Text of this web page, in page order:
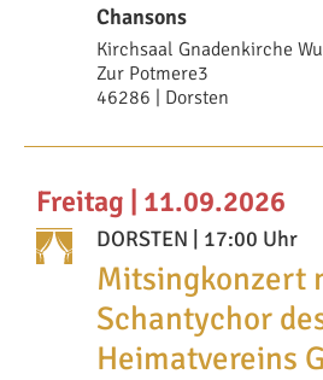
Chansons
Kirchsaal Gnadenkirche
Zur Potmere3
46286 | Dorsten
Freitag | 11.09.2026
DORSTEN | 17:00 Uhr
Mitsingkonzert
Schantychor
Heimatvereins